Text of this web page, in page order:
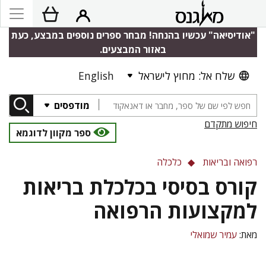
"אודיסיאה" עכשיו בהנחה! מבחר ספרים נוספים במבצע, כעת
באזור המבצעים.
שלח אל: מחוץ לישראל English
מודפסים
חיפוש מתקדם
ספר מקוון לדוגמא
רפואה ובריאות כלכלה
קורס בסיסי בכלכלת בריאות
למקצועות הרפואה
מאת:עמיר שמואלי